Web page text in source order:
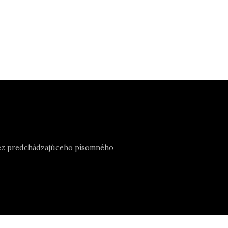
predchádzajúceho písomného